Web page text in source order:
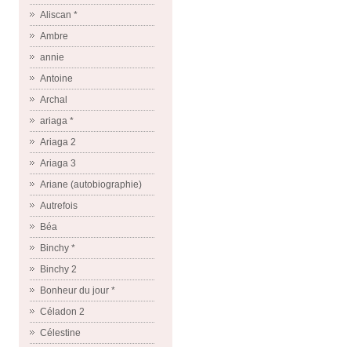
Aliscan *
Ambre
annie
Antoine
Archal
ariaga *
Ariaga 2
Ariaga 3
Ariane (autobiographie)
Autrefois
Béa
Binchy *
Binchy 2
Bonheur du jour *
Céladon 2
Célestine